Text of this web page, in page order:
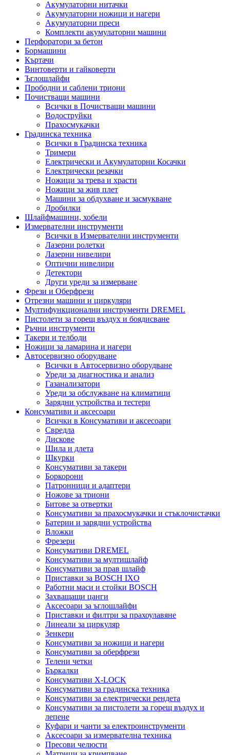
Акумулаторни нитачки
Акумулаторни ножици и нагери
Акумулаторни преси
Комплекти акумулаторни машини
Перфоратори за бетон
Бормашини
Къртачи
Винтоверти и гайковерти
Ъглошлайфи
Прободни и саблени триони
Почистващи машини
Всички в Почистващи машини
Водоструйки
Прахосмукачки
Градинска техника
Всички в Градинска техника
Тримери
Електрически и Акумулаторни Косачки
Електрически резачки
Ножици за трева и храсти
Ножици за жив плет
Машини за обдухване и засмукване
Дробилки
Шлайфмашини, хобели
Измервателни инструменти
Всички в Измервателни инструменти
Лазерни ролетки
Лазерни нивелири
Оптични нивелири
Детектори
Други уреди за измерване
Фрези и Оберфрези
Отрезни машини и циркуляри
Мултифункционални инструменти DREMEL
Пистолети за горещ въздух и боядисване
Ръчни инструменти
Такери и телбоди
Ножици за ламарина и нагери
Автосервизно оборудване
Всички в Автосервизно оборудване
Уреди за диагностика и анализ
Газанализатори
Уреди за обслужване на климатици
Зарядни устройства и тестери
Консумативи и аксесоари
Всички в Консумативи и аксесоари
Свредла
Дискове
Шила и длета
Шкурки
Консумативи за такери
Боркорони
Патронници и адаптери
Ножове за триони
Битове за отвертки
Консумативи за прахосмукачки и стъклочистачки
Батерии и зарядни устройства
Вложки
Фрезери
Консумативи DREMEL
Консумативи за мултишлайф
Консумативи за прав шлайф
Приставки за BOSCH IXO
Работни маси и стойки BOSCH
Захващащи цанги
Аксесоари за ъглошлайфи
Приставки и филтри за прахоулавяне
Линеали за циркуляр
Зенкери
Консумативи за ножици и нагери
Консумативи за оберфрези
Телени четки
Бъркалки
Консумативи X-LOCK
Консумативи за градинска техника
Консумативи за електрически рендета
Консумативи за пистолети за горещ въздух и
лепене
Куфари и чанти за електроинструменти
Аксесоари за измервателна техника
Пресови челюсти